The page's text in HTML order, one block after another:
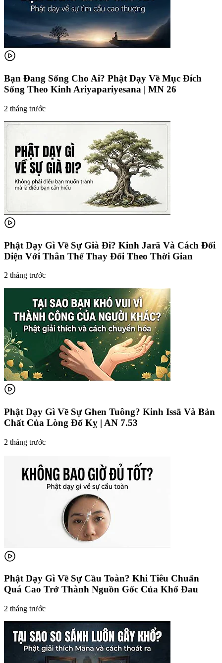
Bạn Đang Sống Cho Ai? Phật Dạy Về Mục Đích
Sống Theo Kinh Ariyapariyesana | MN 26
2 tháng trước
Phật Dạy Gì Về Sự Già Đi? Kinh Jarā Và Cách Đối
Diện Với Thân Thể Thay Đổi Theo Thời Gian
2 tháng trước
Phật Dạy Gì Về Sự Ghen Tuông? Kinh Issā Và Bản
Chất Của Lòng Đố Kỵ | AN 7.53
2 tháng trước
Phật Dạy Gì Về Sự Cầu Toàn? Khi Tiêu Chuẩn
Quá Cao Trở Thành Nguồn Gốc Của Khổ Đau
2 tháng trước